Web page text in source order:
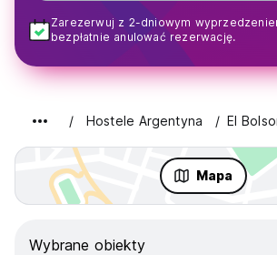
Zarezerwuj z 2-dniowym
bezpłatnie anulować rezerwację.
Hostele Argentyna El
Mapa
Wybrane obiekty